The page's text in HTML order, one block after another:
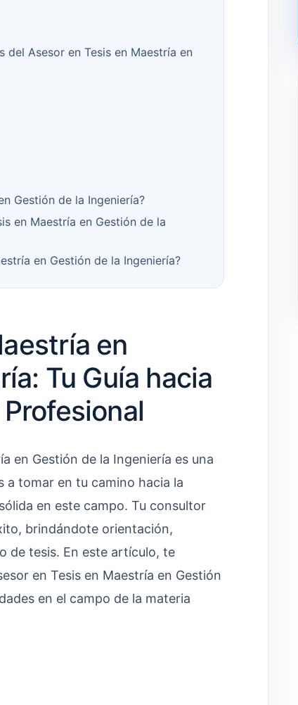
Asesor en Tesis en Maestría en
Gestión de la Ingeniería?
en Maestría en Gestión de la
en Gestión de la Ingeniería?
en
Tu Guía hacia
en Gestión de la Ingeniería es una
a tomar en tu camino hacia la
en este campo. Tu consultor
brindándote orientación,
de tesis. En este artículo, te
en Tesis en Maestría en Gestión
en el campo de la materia